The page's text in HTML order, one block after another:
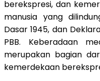
berekspresi, dan
manusia yang
Dasar 1945, dan
PBB. Keberadaan
merupakan bagian
kemerdekaan